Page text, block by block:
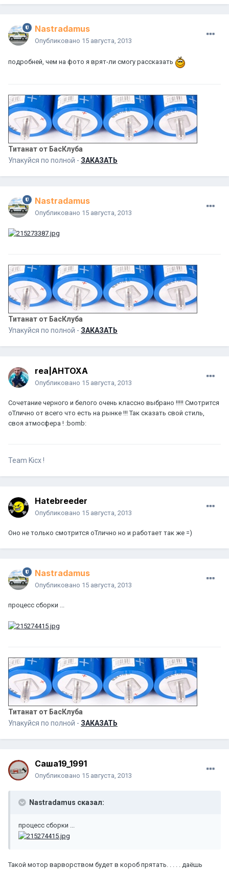
Nastradamus
Опубликовано 15 августа, 2013
подробней, чем на фото я врят-ли смогу рассказать
Титанат от БасКлуба
Упакуйся по полной - ЗАКАЗАТЬ
Nastradamus
Опубликовано 15 августа, 2013
Титанат от БасКлуба
Упакуйся по полной - ЗАКАЗАТЬ
rea|AHTOXA
Опубликовано 15 августа, 2013
Сочетание черного и белого очень классно выбрано !!!!! Смотрится
оТлично от всего что есть на рынке !!! Так сказать свой стиль,
своя атмосфера ! :bomb:
Team Kicx !
Hatebreeder
Опубликовано 15 августа, 2013
Оно не только смотрится оТлично но и работает так же =)
Nastradamus
Опубликовано 15 августа, 2013
процесс сборки ...
Титанат от БасКлуба
Упакуйся по полной - ЗАКАЗАТЬ
Саша19_1991
Опубликовано 15 августа, 2013
Nastradamus сказал:
процесс сборки ...
Такой мотор варворством будет в короб прятать. . . . . даёшь